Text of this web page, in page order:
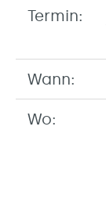
Termin:
Wann:
Wo: